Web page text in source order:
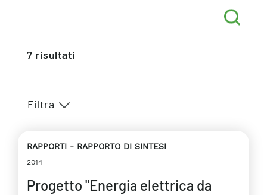
7 risultati
Filtra
RAPPORTI RAPPORTO DI SINTESI
2014
Progetto "Energia elettrica da